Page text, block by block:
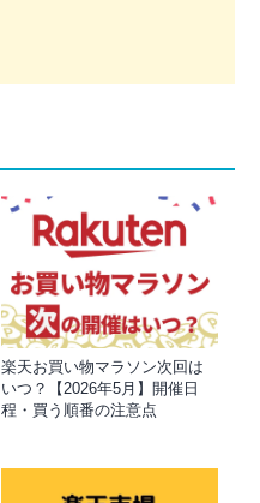
楽天お買い物マラソン次回は
いつ？【2026年5月】開催日
程・買う順番の注意点